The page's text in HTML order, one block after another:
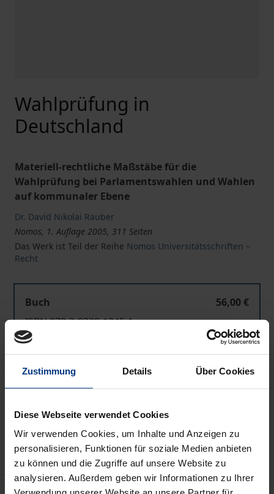
Zustimmung Details Über Cookies
Diese Webseite verwendet Cookies
Wir verwenden Cookies, um Inhalte und Anzeigen zu
personalisieren, Funktionen für soziale Medien anbieten
zu können und die Zugriffe auf unsere Website zu
analysieren. Außerdem geben wir Informationen zu Ihrer
Wahlprüfung in
Deutschland
Materiell-rechtliche Maßstäbe für die
Wahlprüfung bei Parlamentswahlen und Wahlen
auf kommunaler Ebene
Dr. David Nikolai Rauber
Nomos, 1. Auflage 2005, 311 Seiten
Das Werk ist Teil der Reihe Nomos Universitätsschriften –
Recht
Buch
56,00 €
ISBN 978-3-8329-1245-1
Nicht lieferbar
In den Warenkorb
Zur Wunschliste hinzufügen
Hinweise zu Versandkosten
Beschreibung